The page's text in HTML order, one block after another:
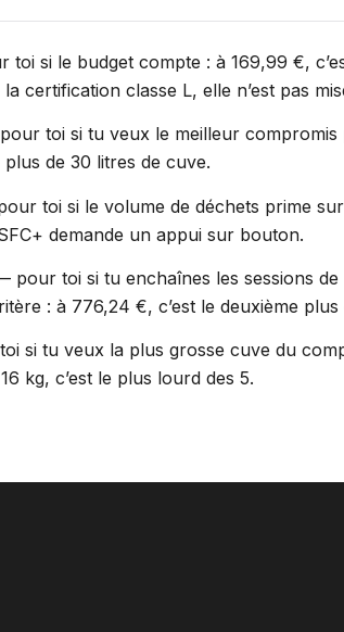
toi si le budget compte : à 169,99 €,
certification classe L, elle n’est pas
toi si tu veux le meilleur compromis
de 30 litres de cuve.
toi si le volume de déchets prime
demande un appui sur bouton.
pour toi si tu enchaînes les sessions de
: à 776,24 €, c’est le deuxième
si tu veux la plus grosse cuve du
kg, c’est le plus lourd des 5.